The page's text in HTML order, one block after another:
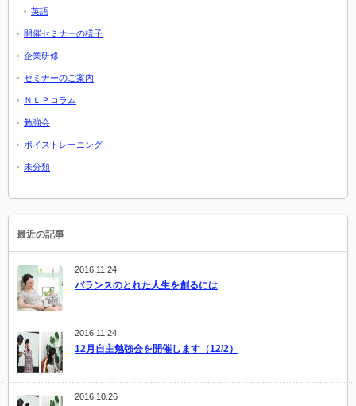
英語
開催セミナーの様子
企業研修
セミナーのご案内
ＮＬＰコラム
勉強会
ボイストレーニング
未分類
最近の記事
2016.11.24
バランスのとれた人生を創るには
2016.11.24
12月自主勉強会を開催します（12/2）
2016.10.26